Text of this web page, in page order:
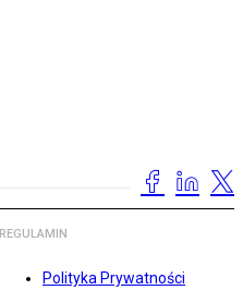
REGULAMIN
Polityka Prywatności